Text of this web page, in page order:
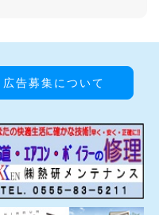
広告募集について